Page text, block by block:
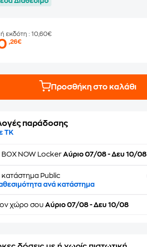
εκδότη: 10,60€
,26€
Προσθήκη στο καλάθι
παράδοσης
ΤΚ
BOX NOW Locker Αύριο 07/08 - Δευ 10/08
κατάστημα Public
ανά κατάστημα
χώρο σου Αύριο 07/08 - Δευ 10/08